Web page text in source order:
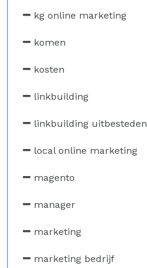
kg online marketing
komen
kosten
linkbuilding
linkbuilding uitbesteden
local online marketing
magento
manager
marketing
marketing bedrijf